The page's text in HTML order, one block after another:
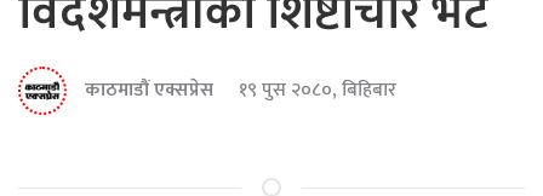
काठमाडौं एक्सप्रेस १९ पुस २०८०, बिहिबार